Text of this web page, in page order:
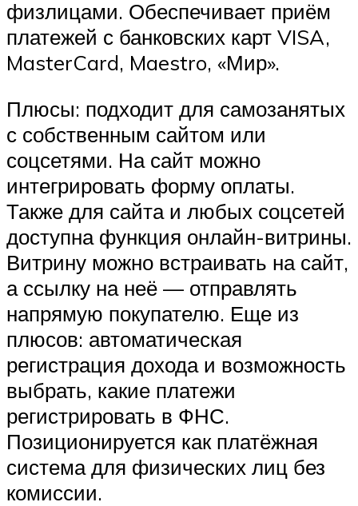
физлицами. Обеспечивает приём
платежей с банковских карт VISA,
MasterCard, Maestro, «Мир».
Плюсы: подходит для самозанятых
с собственным сайтом или
соцсетями. На сайт можно
интегрировать форму оплаты.
Также для сайта и любых соцсетей
доступна функция онлайн-витрины.
Витрину можно встраивать на сайт,
а ссылку на неё — отправлять
напрямую покупателю. Еще из
плюсов: автоматическая
регистрация дохода и возможность
выбрать, какие платежи
регистрировать в ФНС.
Позиционируется как платёжная
система для физических лиц без
комиссии.